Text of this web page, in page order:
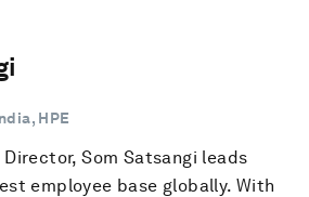
HPE
Som Satsangi leads
employee base globally. With